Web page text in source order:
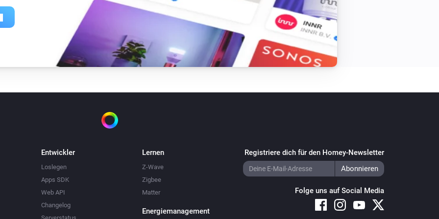
Entwickler
Loslegen
Apps SDK
Web API
Changelog
Lernen
Z-Wave
Zigbee
Matter
Energiemanagement
Registriere dich für den Homey-Newsletter
Folge uns auf Social Media